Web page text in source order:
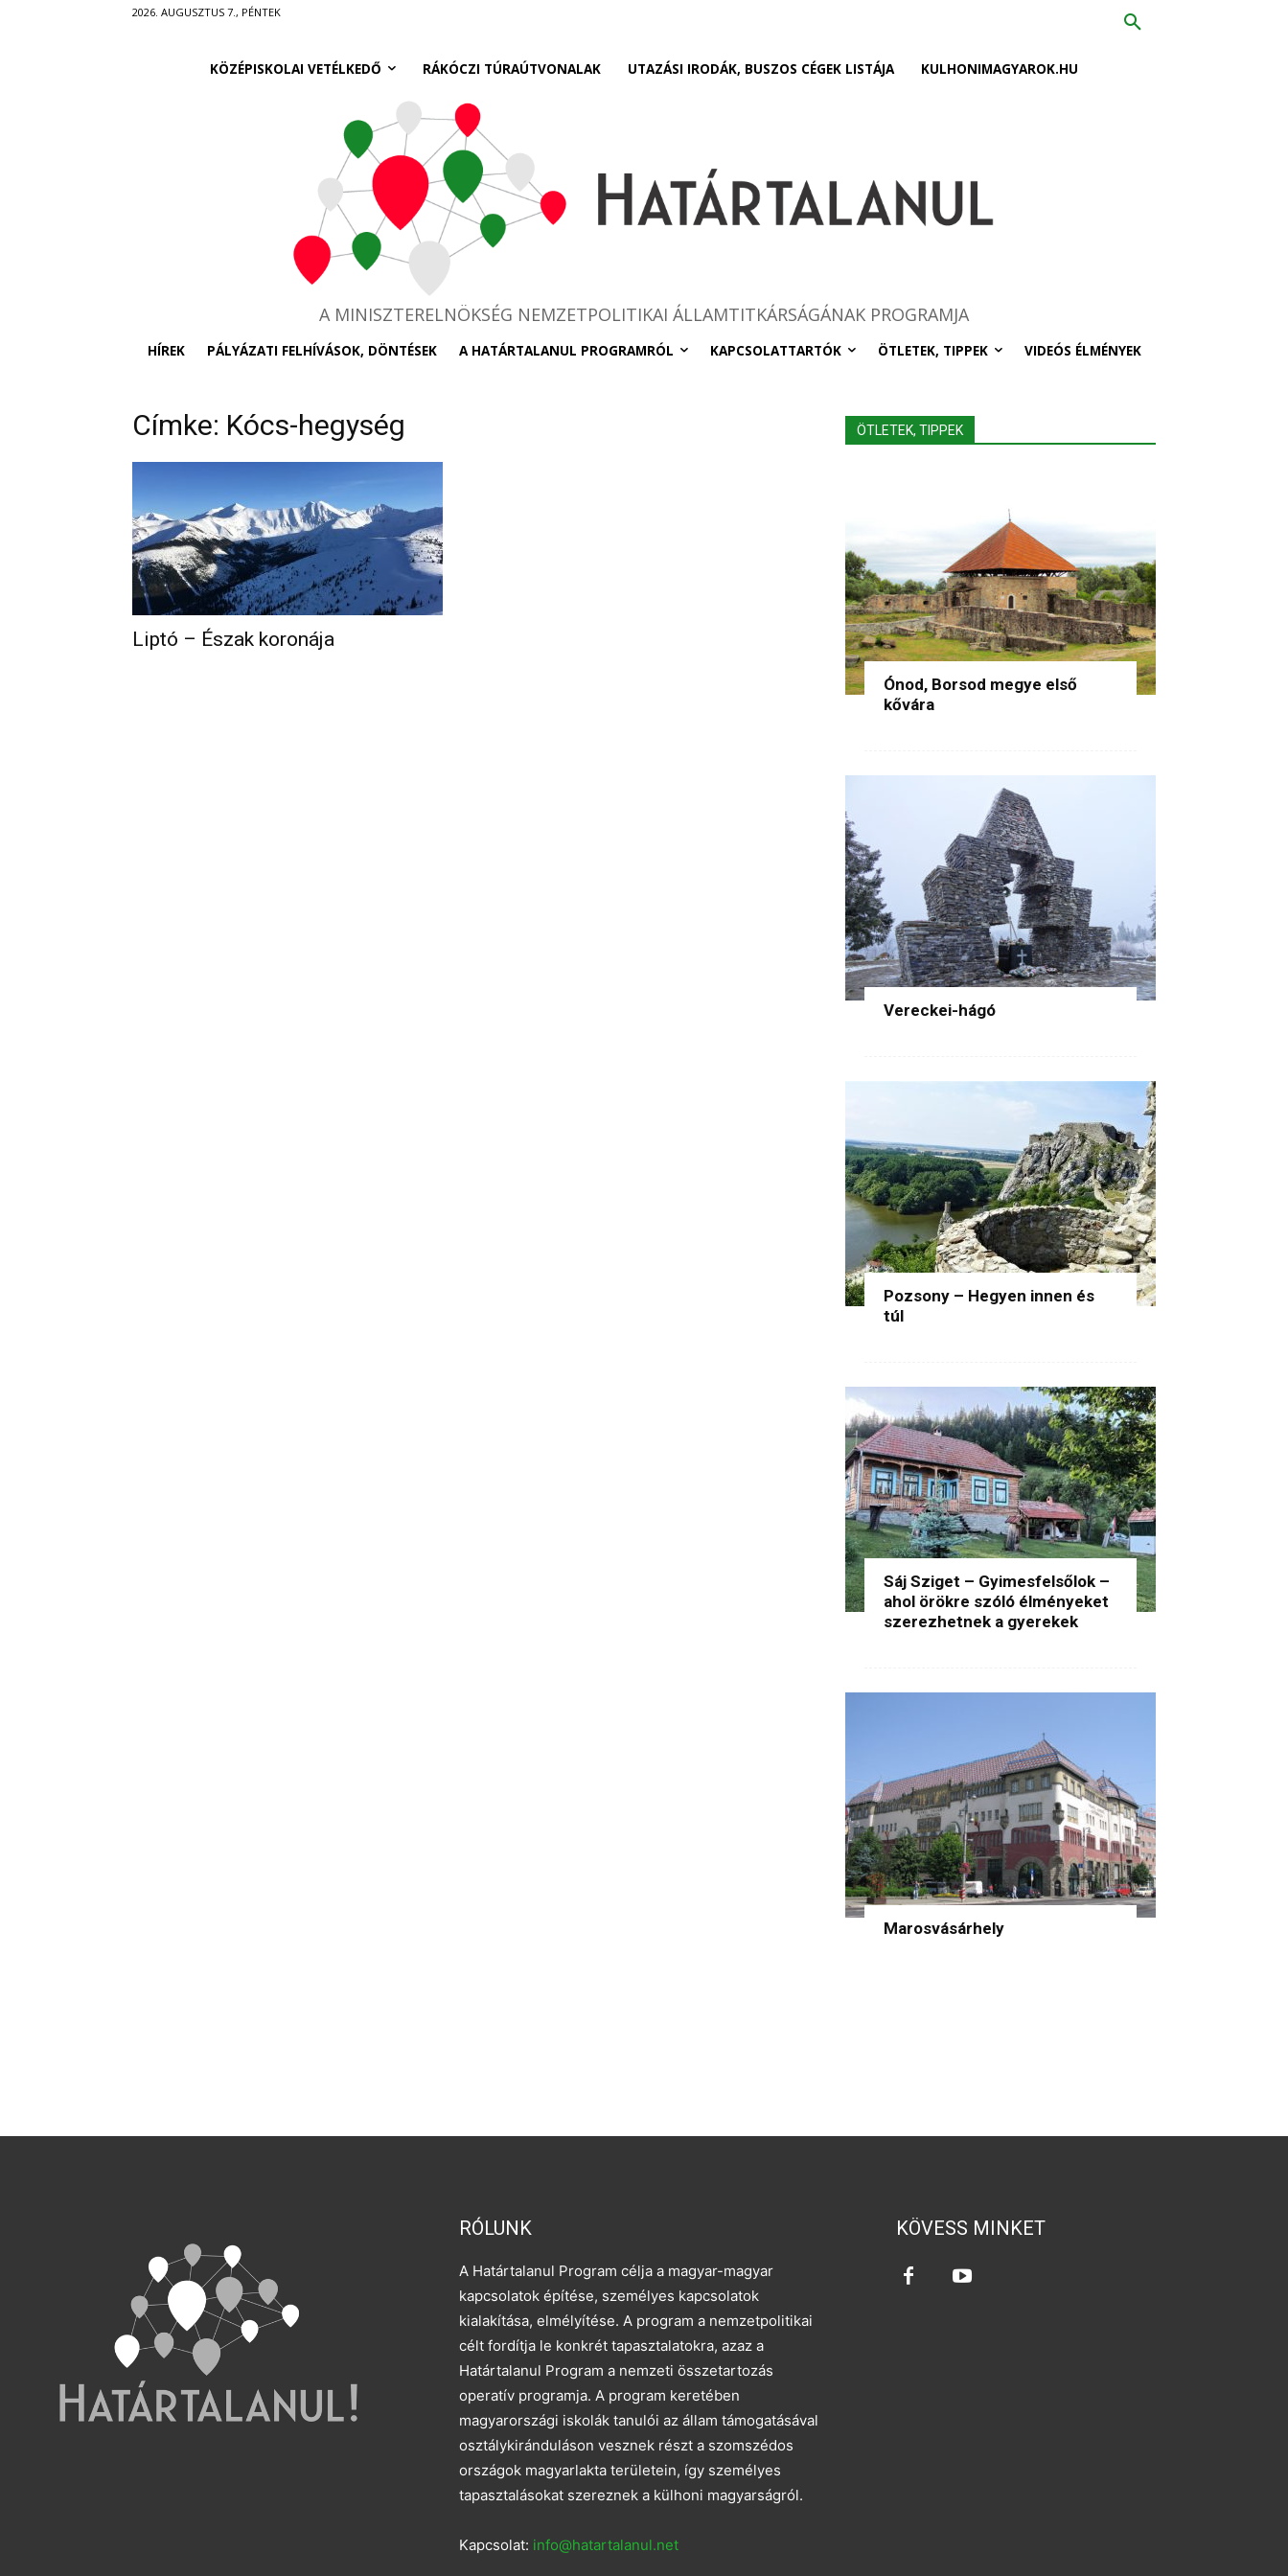
2026. AUGUSZTUS 7., PÉNTEK
KÖZÉPISKOLAI VETÉLKEDŐ RÁKÓCZI TÚRAÚTVONALAK UTAZÁSI IRODÁK, BUSZOS CÉGEK LISTÁJA KULHONIMAGYAROK.HU
A MINISZTERELNÖKSÉG NEMZETPOLITIKAI ÁLLAMTITKÁRSÁGÁNAK PROGRAMJA
HÍREK PÁLYÁZATI FELHÍVÁSOK, DÖNTÉSEK A HATÁRTALANUL PROGRAMRÓL KAPCSOLATTARTÓK ÖTLETEK, TIPPEK VIDEÓS ÉLMÉNYEK
Címke: Kócs-hegység
Liptó – Észak koronája
ÖTLETEK, TIPPEK
Ónod, Borsod megye első
kővára
Vereckei-hágó
Pozsony – Hegyen innen és
túl
Sáj Sziget – Gyimesfelsőlok –
ahol örökre szóló élményeket
szerezhetnek a gyerekek
Marosvásárhely
RÓLUNK
A Határtalanul Program célja a magyar-magyar
kapcsolatok építése, személyes kapcsolatok
kialakítása, elmélyítése. A program a nemzetpolitikai
célt fordítja le konkrét tapasztalatokra, azaz a
Határtalanul Program a nemzeti összetartozás
operatív programja. A program keretében
magyarországi iskolák tanulói az állam támogatásával
osztálykiránduláson vesznek részt a szomszédos
országok magyarlakta területein, így személyes
tapasztalásokat szereznek a külhoni magyarságról.
Kapcsolat: info@hatartalanul.net
KÖVESS MINKET